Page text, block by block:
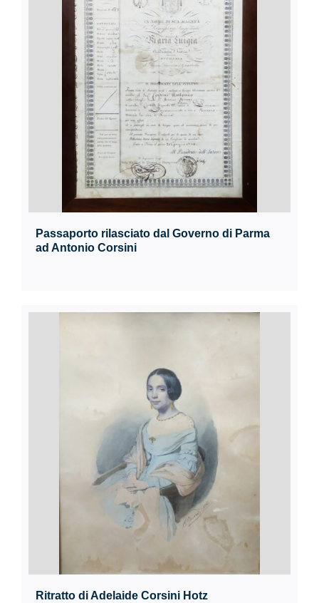
Passaporto rilasciato dal Governo di Parma
ad Antonio Corsini
Ritratto di Adelaide Corsini Hotz